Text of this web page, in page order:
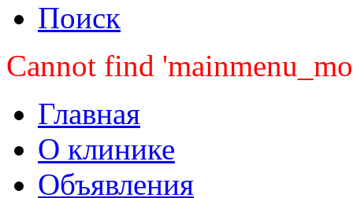
Поиск
Cannot find
Главная
О клинике
Объявления